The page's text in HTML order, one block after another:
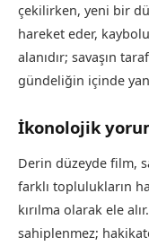
çekilirken, yeni bir
hareket eder,
alanıdır; savaşın
gündeliğin içinde
İkonolojik
Derin düzeyde film,
farklı toplulukların
kırılma olarak ele
sahiplenmez;